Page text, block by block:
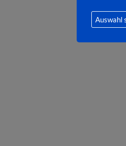
Auswahl